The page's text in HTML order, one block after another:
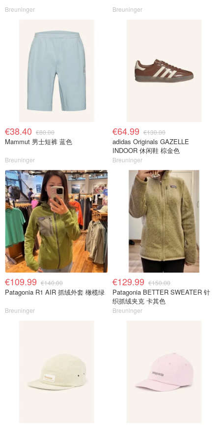
Breuninger Breuninger
€38.40 €80.00
Mammut 男士短裤 蓝色
Breuninger
€64.99 €130.00
adidas Originals GAZELLE
INDOOR 休闲鞋 棕金色
Breuninger
€109.99 €140.00
Patagonia R1 AIR 抓绒外套 橄榄绿
Breuninger
€129.99 €150.00
Patagonia BETTER SWEATER 针
织抓绒夹克 卡其色
Breuninger